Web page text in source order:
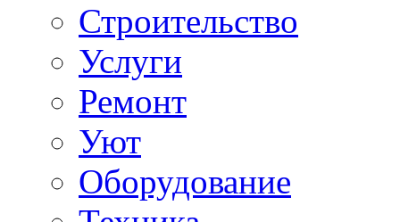
Строительство
Услуги
Ремонт
Уют
Оборудование